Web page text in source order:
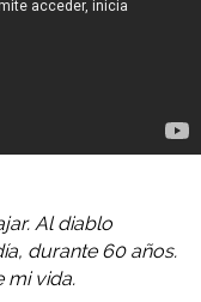
Al diablo
durante 60 años.
mi vida.